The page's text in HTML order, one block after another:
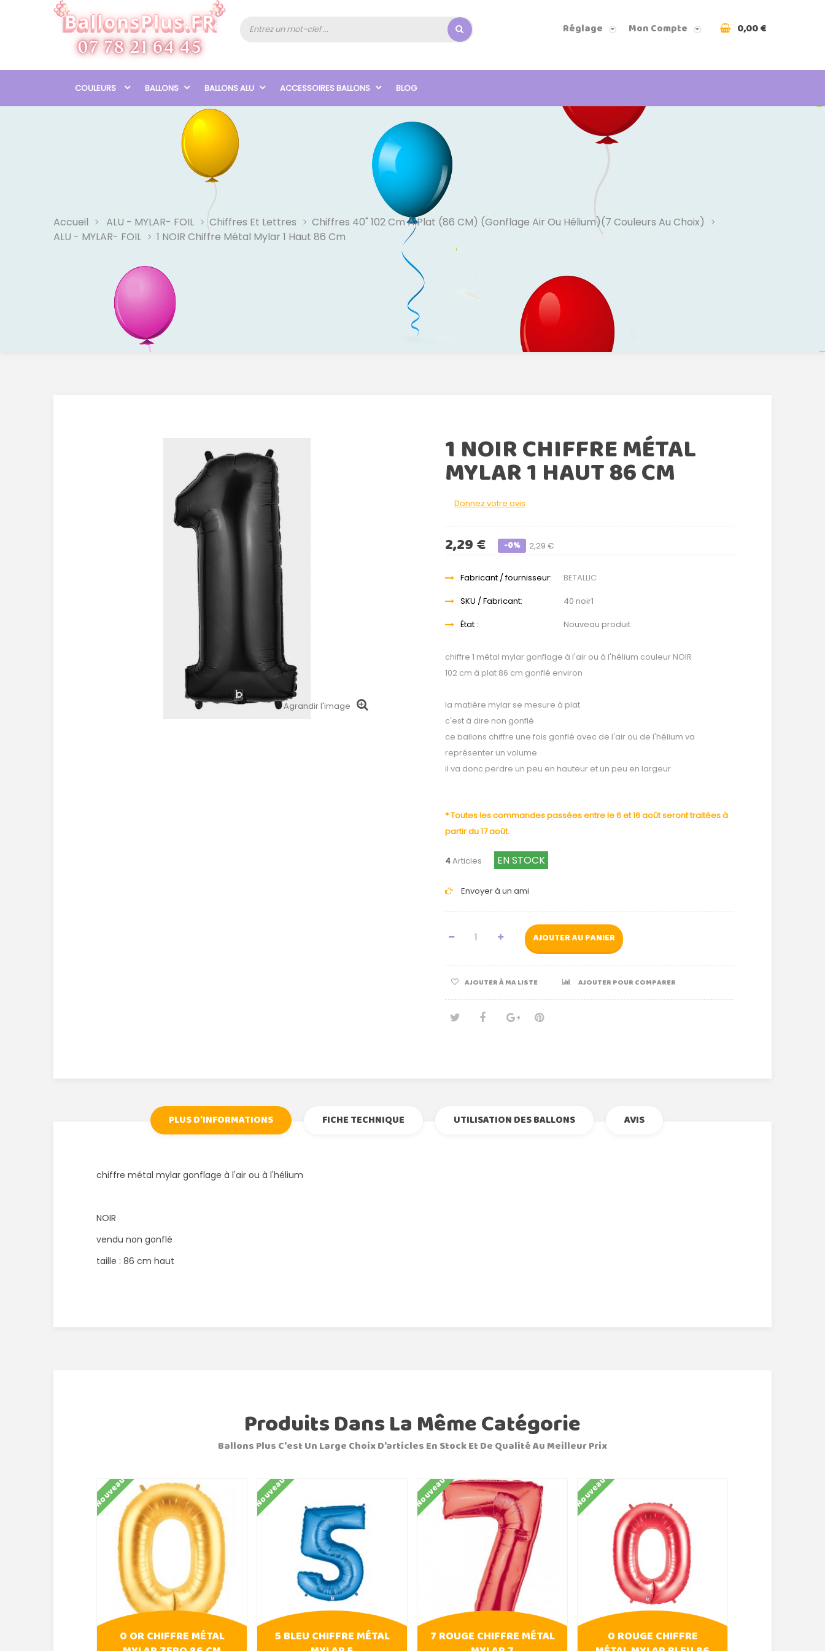
Réglage Mon Compte 0,00 €
COULEURS BALLONS BALLONS ALU ACCESSOIRES BALLONS BLOG
Accueil ALU - MYLAR- FOIL Chiffres Et Lettres
Chiffres 40" 102 Cm À Plat (86 CM) (Gonflage Air Ou Hélium)(7 Couleurs Au Choix)
ALU - MYLAR- FOIL
1 NOIR Chiffre Métal Mylar 1 Haut 86 Cm
Agrandir l'image
1 NOIR CHIFFRE MÉTAL
MYLAR 1 HAUT 86 CM
Donnez votre avis
2,29 €
2,29 € -0%
Fabricant / fournisseur:
BETALLIC
SKU / Fabricant:
40 noir1
État :
Nouveau produit
chiffre 1 métal mylar gonflage à l'air ou à l'hélium couleur NOIR
102 cm à plat 86 cm gonflé environ
la matière mylar se mesure à plat
c'est à dire non gonflé
ce ballons chiffre une fois gonflé avec de l'air ou de l'hélium va
représenter un volume
il va donc perdre un peu en hauteur et un peu en largeur
* Toutes les commandes passées entre le 6 et 16 août seront traitées à
partir du 17 août.
4Articles EN STOCK
Envoyer à un ami
AJOUTER AU PANIER
AJOUTER À MA LISTE AJOUTER POUR COMPARER
PLUS D'INFORMATIONS FICHE TECHNIQUE UTILISATION DES BALLONS AVIS
chiffre métal mylar gonflage à l'air ou à l'hélium
NOIR
vendu non gonflé
taille : 86 cm haut
Produits Dans La Même Catégorie
Ballons Plus C'est Un Large Choix D'articles En Stock Et De Qualité Au Meilleur Prix
Nouveau
0 OR CHIFFRE MÉTAL
Nouveau
5 BLEU CHIFFRE MÉTAL
Nouveau
7 ROUGE CHIFFRE MÉTAL
Nouveau
0 ROUGE CHIFFRE